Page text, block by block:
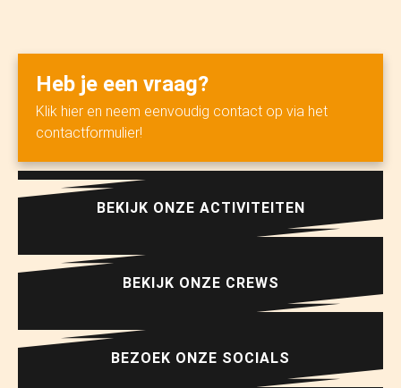
Heb je een vraag?
Klik hier en neem eenvoudig contact op via het
contactformulier!
BEKIJK ONZE ACTIVITEITEN
BEKIJK ONZE CREWS
BEZOEK ONZE SOCIALS